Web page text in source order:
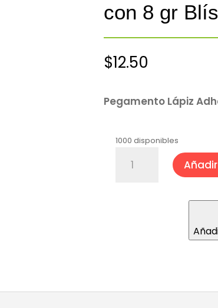
con 8 gr
$12.50
Pegamento Lápiz
1000 disponibles
Lápiz